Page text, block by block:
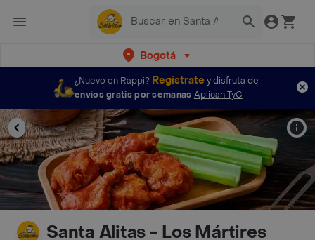
Bogotá
¿Nuevo en Rappi? Regístratey disfruta de
envíos gratis por semanas Aplican TyC
Santa Alitas - Los Mártires